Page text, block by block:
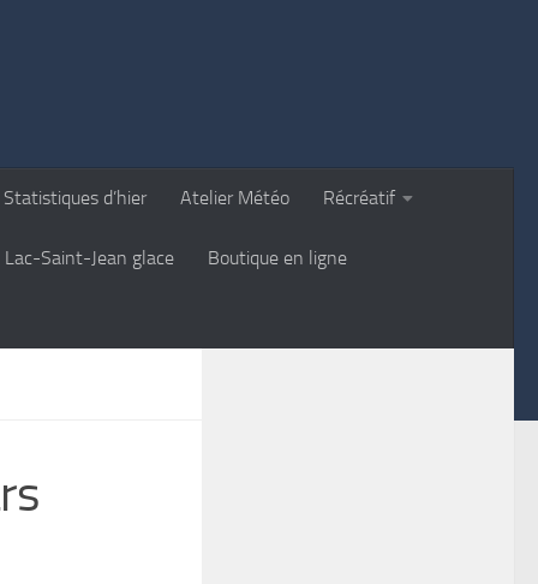
Statistiques d’hier Atelier Météo Récréatif
Lac-Saint-Jean glace Boutique en ligne